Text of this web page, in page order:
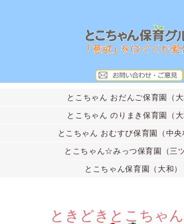
とこちゃん おだんご保育園（大
とこちゃん のりまき保育園（大
とこちゃん おむすび保育園（中央
とこちゃん☆みっつ保育園（三ツ
とこちゃん保育園（大和）
ときどきとこちゃん